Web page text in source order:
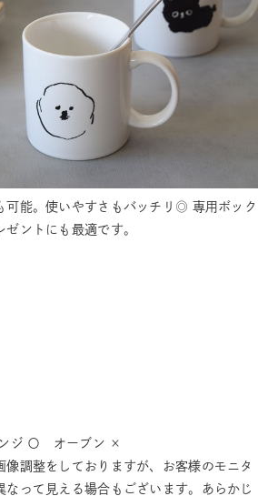
可能。使いやすさもバッチリ◎ 専用ボック
ントにも最適です。
ジ 〇 オーブン ×
像調整をしておりますが、お客様のモニタ
なって見える場合もございます。あらかじ